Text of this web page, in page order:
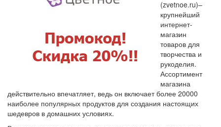
(zvetnoe.ru)–
крупнейший
интернет-
магазин
товаров для
творчества и
рукоделия.
Ассортимент
магазина
действительно впечатляет, ведь он включает более 20000
наиболее популярных продуктов для создания настоящих
шедевров в домашних условиях.